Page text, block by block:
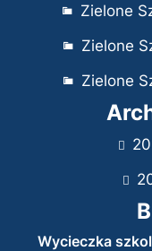
Zielone
Zielone
Zielone
Wycieczka